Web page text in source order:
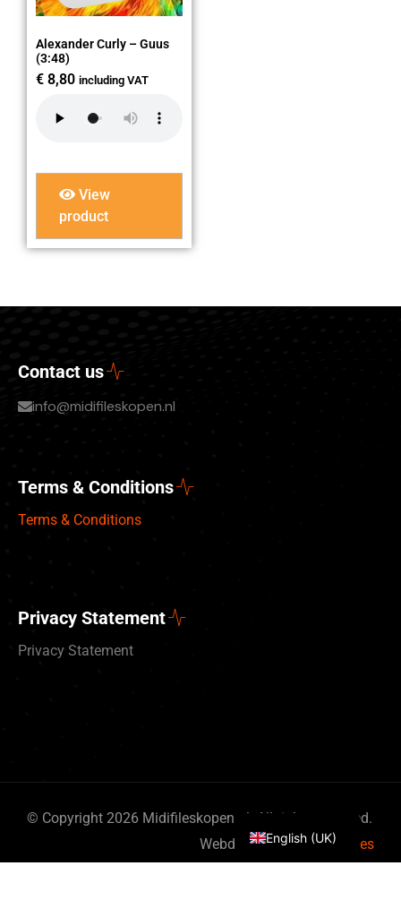
Alexander Curly – Guus
(3:48)
€ 8,80 including VAT
View
product
Contact us
info@midifileskopen.nl
Terms & Conditions
Terms & Conditions
Privacy Statement
Privacy Statement
© Copyright 2026 Midifileskopen.nl. All rights reserved.
WebdesignBy Bits & Pieces
English (UK)
Deutsch